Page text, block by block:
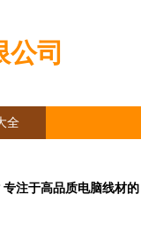
司
全
注于高品质电脑线材的